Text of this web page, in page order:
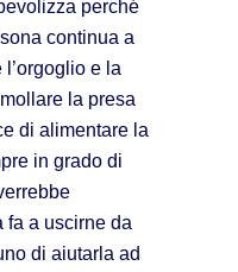
perché
continua a
e la
la presa
di alimentare la
in grado di
fa a uscirne da
di aiutarla ad